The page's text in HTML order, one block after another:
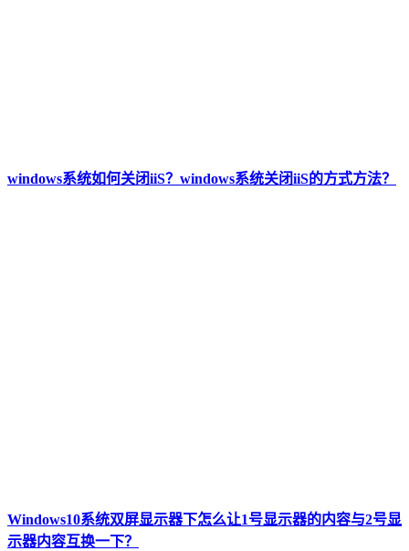
windows系统如何关闭iiS？windows系统关闭iiS的方式方法？
Windows10系统双屏显示器下怎么让1号显示器的内容与2号显
示器内容互换一下？